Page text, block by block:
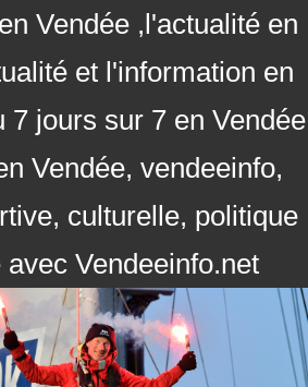
Vendée ,l'actualité en
et l'information en
7 jours sur 7 en Vendée
Vendée, vendeeinfo,
culturelle, politique
avec Vendeeinfo.net